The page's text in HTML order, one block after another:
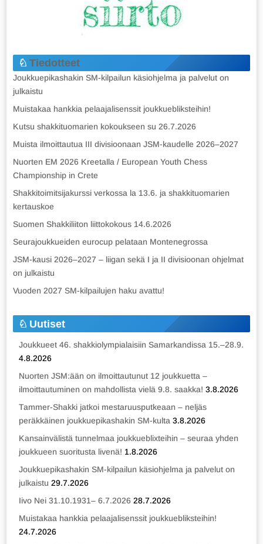
Tiedotteet
Joukkuepikashakin SM-kilpailun käsiohjelma ja palvelut on
julkaistu
Muistakaa hankkia pelaajalisenssit joukkuebliksteihin!
Kutsu shakkituomarien kokoukseen su 26.7.2026
Muista ilmoittautua III divisioonaan JSM-kaudelle 2026–2027
Nuorten EM 2026 Kreetalla / European Youth Chess
Championship in Crete
Shakkitoimitsijakurssi verkossa la 13.6. ja shakkituomarien
kertauskoe
Suomen Shakkiliiton liittokokous 14.6.2026
Seurajoukkueiden eurocup pelataan Montenegrossa
JSM-kausi 2026–2027 – liigan sekä I ja II divisioonan ohjelmat
on julkaistu
Vuoden 2027 SM-kilpailujen haku avattu!
Uutiset
Joukkueet 46. shakkiolympialaisiin Samarkandissa 15.–28.9.
4.8.2026
Nuorten JSM:ään on ilmoittautunut 12 joukkuetta –
ilmoittautuminen on mahdollista vielä 9.8. saakka! 3.8.2026
Tammer-Shakki jatkoi mestaruusputkeaan – neljäs
peräkkäinen joukkuepikashakin SM-kulta 3.8.2026
Kansainvälistä tunnelmaa joukkueblixteihin – seuraa yhden
joukkueen suoritusta livenä! 1.8.2026
Joukkuepikashakin SM-kilpailun käsiohjelma ja palvelut on
julkaistu 29.7.2026
Iivo Nei 31.10.1931– 6.7.2026 28.7.2026
Muistakaa hankkia pelaajalisenssit joukkuebliksteihin!
24.7.2026